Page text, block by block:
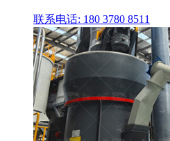
联系电话: 180 3780 8511